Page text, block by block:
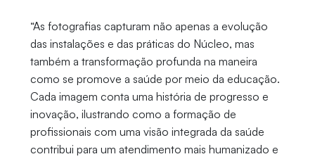
“As fotografias capturam não apenas a evolução
das instalações e das práticas do Núcleo, mas
também a transformação profunda na maneira
como se promove a saúde por meio da educação.
Cada imagem conta uma história de progresso e
inovação, ilustrando como a formação de
profissionais com uma visão integrada da saúde
contribui para um atendimento mais humanizado e